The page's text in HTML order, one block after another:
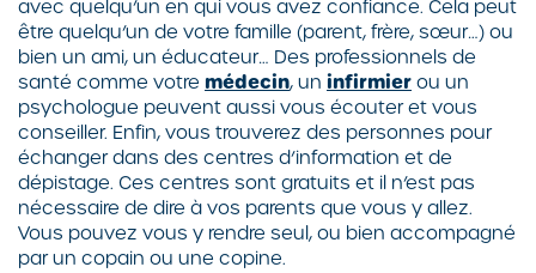
avec quelqu’un en qui vous avez confiance. Cela peut
être quelqu’un de votre famille (parent, frère, sœur…) ou
bien un ami, un éducateur… Des professionnels de
santé comme votre médecin, un infirmierou un
psychologue peuvent aussi vous écouter et vous
conseiller. Enfin, vous trouverez des personnes pour
échanger dans des centres d’information et de
dépistage. Ces centres sont gratuits et il n’est pas
nécessaire de dire à vos parents que vous y allez.
Vous pouvez vous y rendre seul, ou bien accompagné
par un copain ou une copine.